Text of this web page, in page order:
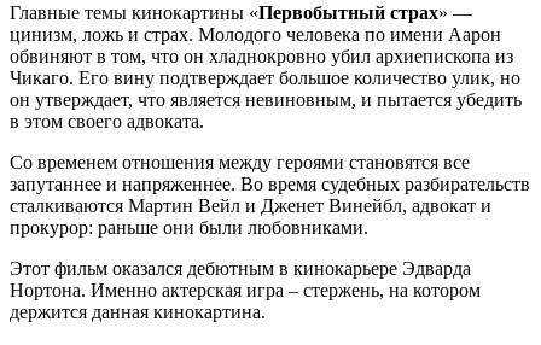
Главные темы кинокартины «Первобытный страх» —
цинизм, ложь и страх. Молодого человека по имени Аарон
обвиняют в том, что он хладнокровно убил архиепископа из
Чикаго. Его вину подтверждает большое количество улик, но
он утверждает, что является невиновным, и пытается убедить
в этом своего адвоката.
Со временем отношения между героями становятся все
запутаннее и напряженнее. Во время судебных разбирательств
сталкиваются Мартин Вейл и Дженет Винейбл, адвокат и
прокурор: раньше они были любовниками.
Этот фильм оказался дебютным в кинокарьере Эдварда
Нортона. Именно актерская игра – стержень, на котором
держится данная кинокартина.